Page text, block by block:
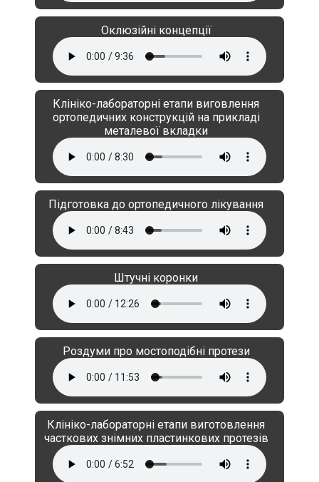
Оклюзійні концепції
Клініко-лабораторні етапи виговлення
ортопедичних конструкцій на прикладі
металевої вкладки
Підготовка до ортопедичного лікування
Штучні коронки
Роздуми про мостоподібні протези
Клініко-лабораторні етапи виготовлення
часткових знімних пластинкових протезів